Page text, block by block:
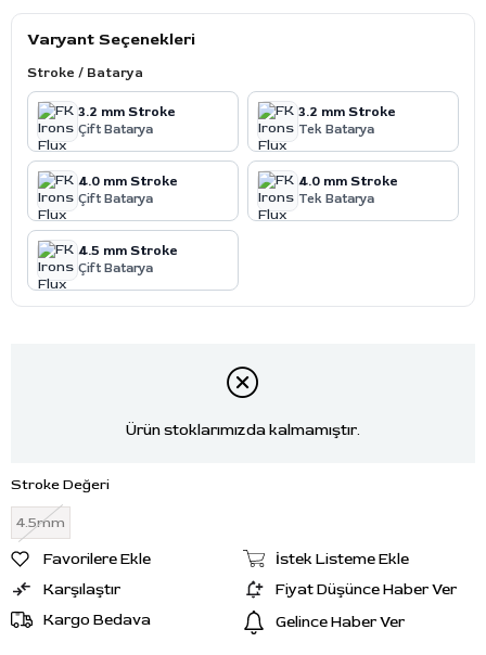
Varyant Seçenekleri
Stroke / Batarya
3.2 mm Stroke
Çift Batarya
3.2 mm Stroke
Tek Batarya
4.0 mm Stroke
Çift Batarya
4.0 mm Stroke
Tek Batarya
4.5 mm Stroke
Çift Batarya
Ürün stoklarımızda kalmamıştır.
Stroke Değeri
4.5mm
Favorilere Ekle
İstek Listeme Ekle
Karşılaştır
Fiyat Düşünce Haber Ver
Kargo Bedava
Gelince Haber Ver